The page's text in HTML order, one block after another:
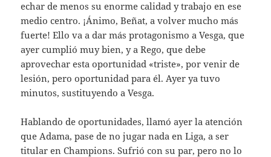
echar de menos su enorme calidad y trabajo en ese
medio centro. ¡Ánimo, Beñat, a volver mucho más
fuerte! Ello va a dar más protagonismo a Vesga, que
ayer cumplió muy bien, y a Rego, que debe
aprovechar esta oportunidad «triste», por venir de
lesión, pero oportunidad para él. Ayer ya tuvo
minutos, sustituyendo a Vesga.
Hablando de oportunidades, llamó ayer la atención
que Adama, pase de no jugar nada en Liga, a ser
titular en Champions. Sufrió con su par, pero no lo